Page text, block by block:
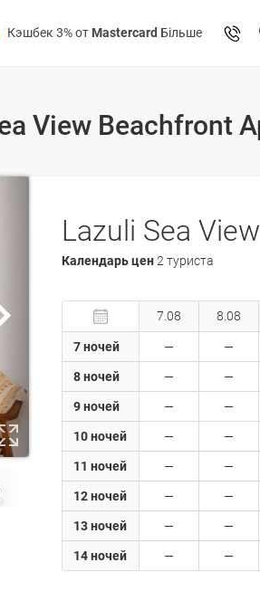
Кэшбек 3% от Mastercard Більше
Календарь цен2 туриста
7 ночей
8 ночей
9 ночей
10 ночей
11 ночей
12 ночей
13 ночей
14 ночей
7.08 8.08